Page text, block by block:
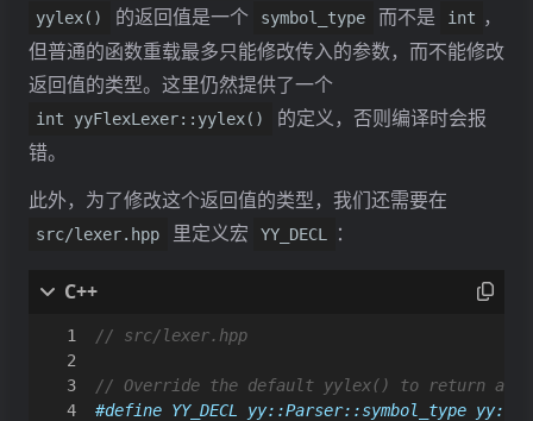
yylex() 的返回值是一个 symbol_type 而不是 int
，
但普通的函数重载最多只能修改传入的参数，而不能修改
返回值的类型。这里仍然提供了一个
int yyFlexLexer::yylex()
的定义，否则编译时会报
错。
此外，为了修改这个返回值的类型，我们还需要在
src/lexer.hpp 里定义宏 YY_DECL ：
#define YY_DECL yy::Parser::symbol_type